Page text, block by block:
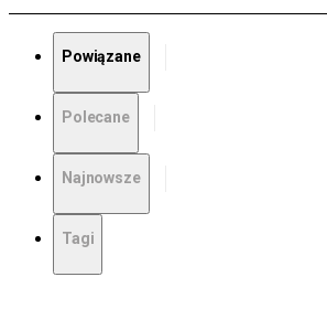
Powiązane
Polecane
Najnowsze
Tagi